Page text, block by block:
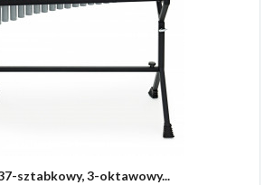
sztabkowy, 3-oktawowy...